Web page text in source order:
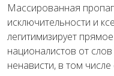
Массированная
исключительности и
легитимизирует
националистов от
ненависти, в том